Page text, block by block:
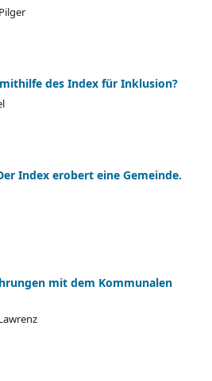
des Index für Inklusion?
Index erobert eine Gemeinde.
mit dem Kommunalen